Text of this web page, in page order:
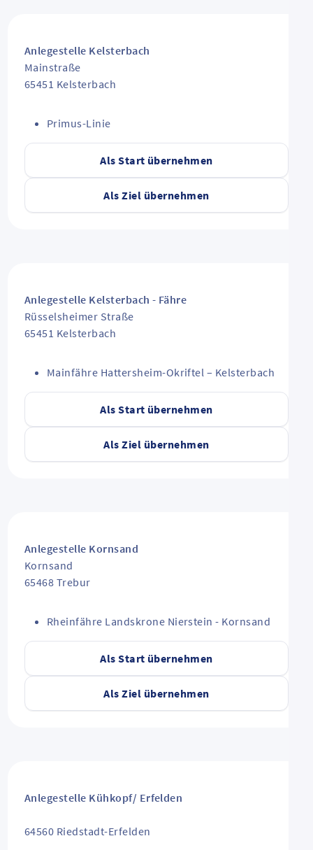
Als Start übernehmen
Als Ziel übernehmen
Anlegestelle Kelsterbach
Mainstraße
65451 Kelsterbach
Primus-Linie
Als Start übernehmen
Als Ziel übernehmen
Anlegestelle Kelsterbach - Fähre
Rüsselsheimer Straße
65451 Kelsterbach
Mainfähre Hattersheim-Okriftel – Kelsterbach
Als Start übernehmen
Als Ziel übernehmen
Anlegestelle Kornsand
Kornsand
65468 Trebur
Rheinfähre Landskrone Nierstein - Kornsand
Anlegestelle Kühkopf/ Erfelden
64560 Riedstadt-Erfelden